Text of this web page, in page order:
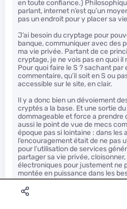
en toute confiance.)
parlant, internet n’est qu’un
pas un endroit pour y placer sa
J’ai besoin du cryptage pour
banque, communiquer avec des
ma vie privée. Partant de ce
cryptage, je ne vois pas en quoi il
Pour quoi faire le S ? sachant par
commentaire, qu’il soit en S ou
accessible sur le site, en clair.
Il y a donc bien un dévoiement
cryptés a la base. Et une sortie
dommageable et force a prendre
aussi le point de vue de mecs
époque pas si lointaine : dans les
l’encouragement était de ne pas
pour l’utilisation de services
partager sa vie privée,
électroniques pour justement ne
montée en puissance dans les
sauf qu’il a fallut en avoir toujours